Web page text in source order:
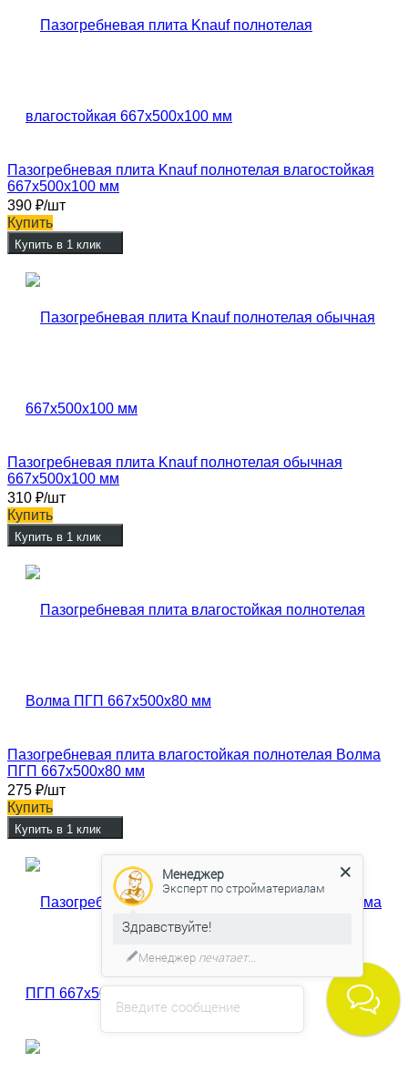
Пазогребневая плита Knauf полнотелая влагостойкая
667x500x100 мм
390 ₽/шт
Купить
Купить в 1 клик
Пазогребневая плита Knauf полнотелая обычная
667х500х100 мм
310 ₽/шт
Купить
Купить в 1 клик
Пазогребневая плита влагостойкая полнотелая Волма
ПГП 667х500х80 мм
275 ₽/шт
Купить
Купить в 1 клик
Введите сообщение
Менеджер
Эксперт по стройматериалам
Здравствуйте!
Менеджер печатает...